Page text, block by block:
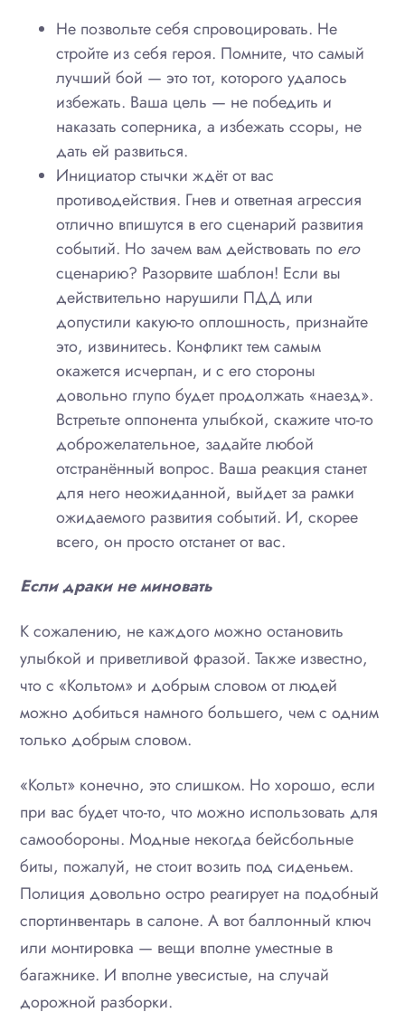
Не позвольте себя спровоцировать. Не
стройте из себя героя. Помните, что самый
лучший бой — это тот, которого удалось
избежать. Ваша цель — не победить и
наказать соперника, а избежать ссоры, не
дать ей развиться.
Инициатор стычки ждёт от вас
противодействия. Гнев и ответная агрессия
отлично впишутся в его сценарий развития
событий. Но зачем вам действовать по его
сценарию? Разорвите шаблон! Если вы
действительно нарушили ПДД или
допустили какую-то оплошность, признайте
это, извинитесь. Конфликт тем самым
окажется исчерпан, и с его стороны
довольно глупо будет продолжать «наезд».
Встретьте оппонента улыбкой, скажите что-то
доброжелательное, задайте любой
отстранённый вопрос. Ваша реакция станет
для него неожиданной, выйдет за рамки
ожидаемого развития событий. И, скорее
всего, он просто отстанет от вас.
Если драки не миновать
К сожалению, не каждого можно остановить
улыбкой и приветливой фразой. Также известно,
что с «Кольтом» и добрым словом от людей
можно добиться намного большего, чем с одним
только добрым словом.
«Кольт» конечно, это слишком. Но хорошо, если
при вас будет что-то, что можно использовать для
самообороны. Модные некогда бейсбольные
биты, пожалуй, не стоит возить под сиденьем.
Полиция довольно остро реагирует на подобный
спортинвентарь в салоне. А вот баллонный ключ
или монтировка — вещи вполне уместные в
багажнике. И вполне увесистые, на случай
дорожной разборки.